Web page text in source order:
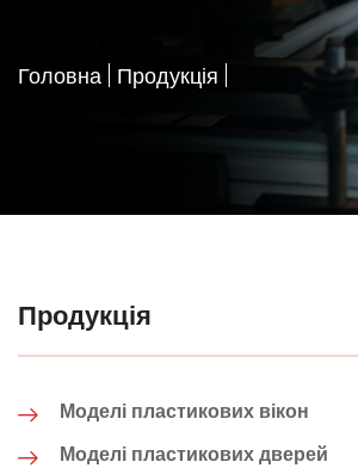
Головна Продукція
Продукція
Моделі пластикових вікон
Моделі пластикових дверей